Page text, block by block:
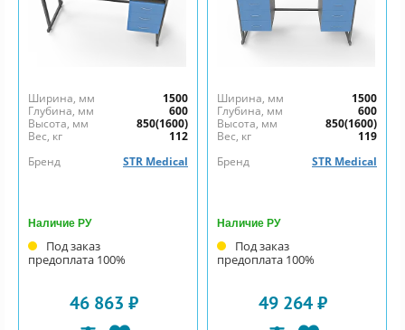
Ширина, мм
1500
Глубина, мм
600
Высота, мм
850(1600)
Вес, кг
112
Бренд
STR Medical
Наличие РУ
Под заказ
предоплата 100%
46 863 ₽
Ширина, мм
1500
Глубина, мм
600
Высота, мм
850(1600)
Вес, кг
119
Бренд
STR Medical
Наличие РУ
Под заказ
предоплата 100%
49 264 ₽